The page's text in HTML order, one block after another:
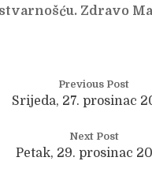
Zdravo
Previous Post
Srijeda, 27. prosinac
Next Post
Petak, 29. prosinac